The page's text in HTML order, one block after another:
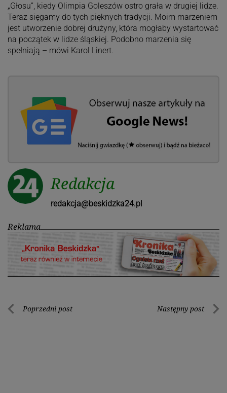
„Głosu”, kiedy Olimpia Goleszów ostro grała w drugiej lidze.
Teraz sięgamy do tych pięknych tradycji. Moim marzeniem
jest utworzenie dobrej drużyny, która mogłaby wystartować
na początek w lidze śląskiej. Podobno marzenia się
spełniają – mówi Karol Linert.
Redakcja
redakcja@beskidzka24.pl
Reklama
Nawigacja
Poprzedni post Następny post